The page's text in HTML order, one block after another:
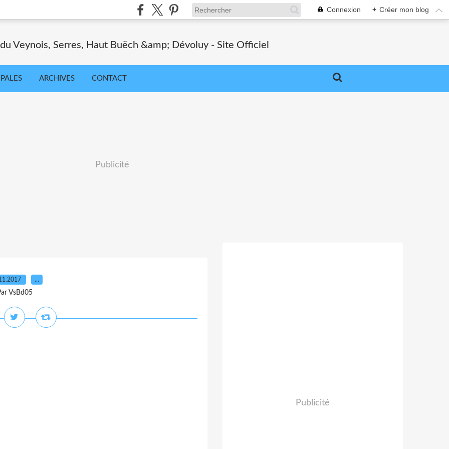
Connexion + Créer mon blog
Veynois, Serres, Haut Buëch &amp; Dévoluy - Site Officiel
ARCHIVES CONTACT
Publicité
…
VsBd05
Publicité